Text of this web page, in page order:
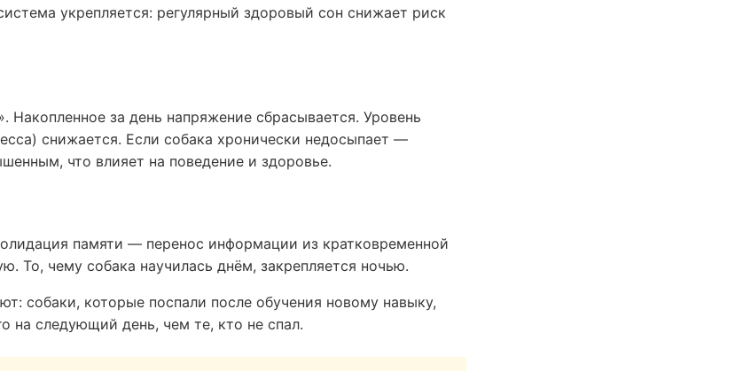
укрепляется: регулярный здоровый сон снижает риск
Накопленное за день напряжение сбрасывается. Уровень
снижается. Если собака хронически недосыпает —
что влияет на поведение и здоровье.
памяти — перенос информации из кратковременной
То, чему собака научилась днём, закрепляется ночью.
собаки, которые поспали после обучения новому навыку,
на следующий день, чем те, кто не спал.